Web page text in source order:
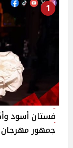
1
فستان أسود
جمهور